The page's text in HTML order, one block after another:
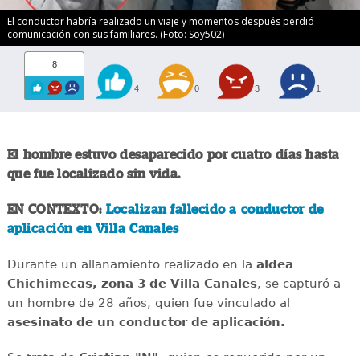
El conductor habría realizado un viaje y momentos después perdió
comunicación con sus familiares. (Foto: Soy502)
8
4 0 3 1
El hombre estuvo desaparecido por cuatro días hasta
que fue localizado sin vida.
EN CONTEXTO:Localizan fallecido a conductor de
aplicación en Villa Canales
Durante un allanamiento realizado en la aldea
Chichimecas, zona 3 de Villa Canales, se capturó a
un hombre de 28 años, quien fue vinculado al
asesinato de un conductor de aplicación.